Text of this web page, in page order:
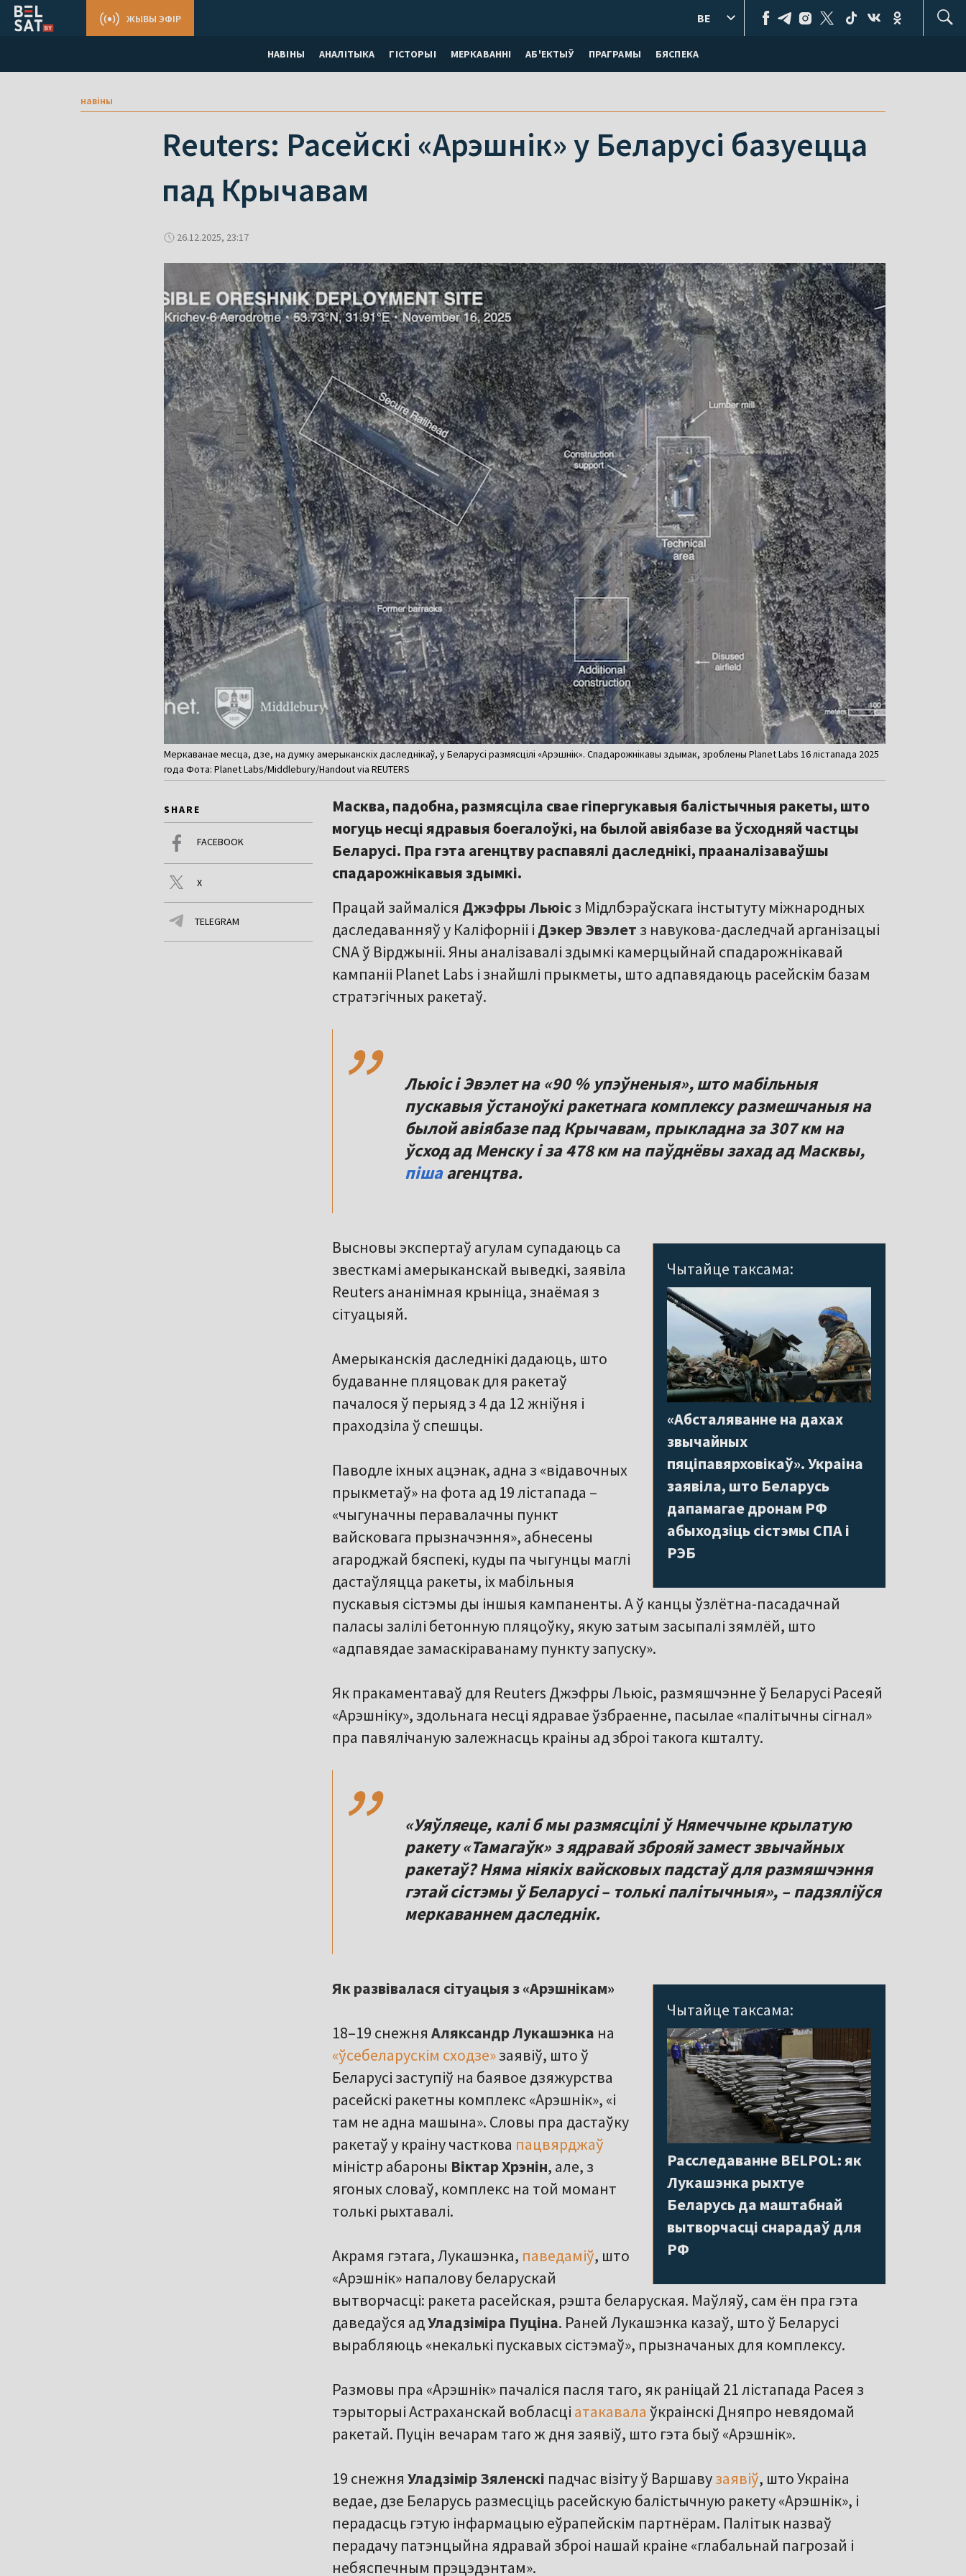
НАВІНЫ АНАЛІТЫКА ГІСТОРЫІ МЕРКАВАННI АБ'ЕКТЫЎ ПРАГРАМЫ БЯСПЕКА
ЖЫВЫ ЭФІР BE
навіны
Reuters: Расейскі «Арэшнік» у Беларусі базуецца
пад Крычавам
26.12.2025, 23:17
Меркаванае месца, дзе, на думку амерыканскіх даследнікаў, у Беларусі размясцілі «Арэшнік». Спадарожнікавы здымак, зроблены Planet Labs 16 лістапада 2025
года Фота: Planet Labs/Middlebury/Handout via REUTERS
SHARE
FACEBOOK
X
TELEGRAM
Масква, падобна, размясціла свае гіпергукавыя балістычныя ракеты, што
могуць несці ядравыя боегалоўкі, на былой авіябазе ва ўсходняй частцы
Беларусі. Пра гэта агенцтву распавялі даследнікі, прааналізаваўшы
спадарожнікавыя здымкі.
Працай займаліся Джэфры Льюісз Мідлбэраўскага інстытуту міжнародных
даследаванняў у Каліфорніі і Дэкер Эвэлетз навукова-даследчай арганізацыі
CNA ў Вірджыніі. Яны аналізавалі здымкі камерцыйнай спадарожнікавай
кампаніі Planet Labs і знайшлі прыкметы, што адпавядаюць расейскім базам
стратэгічных ракетаў.
,,
Льюіс і Эвэлет на «90 % упэўненыя», што мабільныя
пускавыя ўстаноўкі ракетнага комплексу размешчаныя на
былой авіябазе пад Крычавам, прыкладна за 307 км на
ўсход ад Менску і за 478 км на паўднёвы захад ад Масквы,
пішаагенцтва.
Чытайце таксама:
«Абсталяванне на дахах
звычайных
пяціпавярховікаў». Украіна
заявіла, што Беларусь
дапамагае дронам РФ
абыходзіць сістэмы СПА і
РЭБ
Высновы экспертаў агулам супадаюць са
звесткамі амерыканскай выведкі, заявіла
Reuters ананімная крыніца, знаёмая з
сітуацыяй.
Амерыканскія даследнікі дадаюць, што
будаванне пляцовак для ракетаў
пачалося ў перыяд з 4 да 12 жніўня і
праходзіла ў спешцы.
Паводле іхных ацэнак, адна з «відавочных
прыкметаў» на фота ад 19 лістапада –
«чыгуначны перавалачны пункт
вайсковага прызначэння», абнесены
агароджай бяспекі, куды па чыгунцы маглі
дастаўляцца ракеты, іх мабільныя
пускавыя сістэмы ды іншыя кампаненты. А ў канцы ўзлётна-пасадачнай
паласы залілі бетонную пляцоўку, якую затым засыпалі зямлёй, што
«адпавядае замаскіраванаму пункту запуску».
Як пракаментаваў для Reuters Джэфры Льюіс, размяшчэнне ў Беларусі Расеяй
«Арэшніку», здольнага несці ядравае ўзбраенне, пасылае «палітычны сігнал»
пра павялічаную залежнасць краіны ад зброі такога кшталту.
,,
«Уяўляеце, калі б мы размясцілі ў Нямеччыне крылатую
ракету «Тамагаўк» з ядравай зброяй замест звычайных
ракетаў? Няма ніякіх вайсковых падстаў для размяшчэння
гэтай сістэмы ў Беларусі – толькі палітычныя», – падзяліўся
меркаваннем даследнік.
Чытайце таксама:
Расследаванне BELPOL: як
Лукашэнка рыхтуе
Беларусь да маштабнай
вытворчасці снарадаў для
РФ
Як развівалася сітуацыя з «Арэшнікам»
18–19 снежня Аляксандр Лукашэнка на
«ўсебеларускім сходзе»заявіў, што ў
Беларусі заступіў на баявое дзяжурства
расейскі ракетны комплекс «Арэшнік», «і
там не адна машына». Словы пра дастаўку
ракетаў у краіну часткова пацвярджаў
міністр абароны Віктар Хрэнін, але, з
ягоных словаў, комплекс на той момант
толькі рыхтавалі.
Акрамя гэтага, Лукашэнка, паведаміў, што
«Арэшнік» напалову беларускай
вытворчасці: ракета расейская, рэшта беларуская. Маўляў, сам ён пра гэта
даведаўся адУладзіміра Пуціна. Раней Лукашэнка казаў, што ў Беларусі
вырабляюць «некалькі пускавых сістэмаў», прызначаных для комплексу.
Размовы пра «Арэшнік» пачаліся пасля таго, як раніцай 21 лістапада Расея з
тэрыторыі Астраханскай вобласці атакавала ўкраінскі Дняпро невядомай
ракетай. Пуцін вечарам таго ж дня заявіў, што гэта быў «Арэшнік».
19 снежня Уладзімір Зяленскі падчас візіту ў Варшавузаявіў, што Украіна
ведае, дзе Беларусь размесціць расейскую балістычную ракету «Арэшнік», і
перадасць гэтую інфармацыю еўрапейскім партнёрам. Палітык назваў
перадачу патэнцыйна ядравай зброі нашай краіне «глабальнай пагрозай і
небяспечным прэцэдэнтам».